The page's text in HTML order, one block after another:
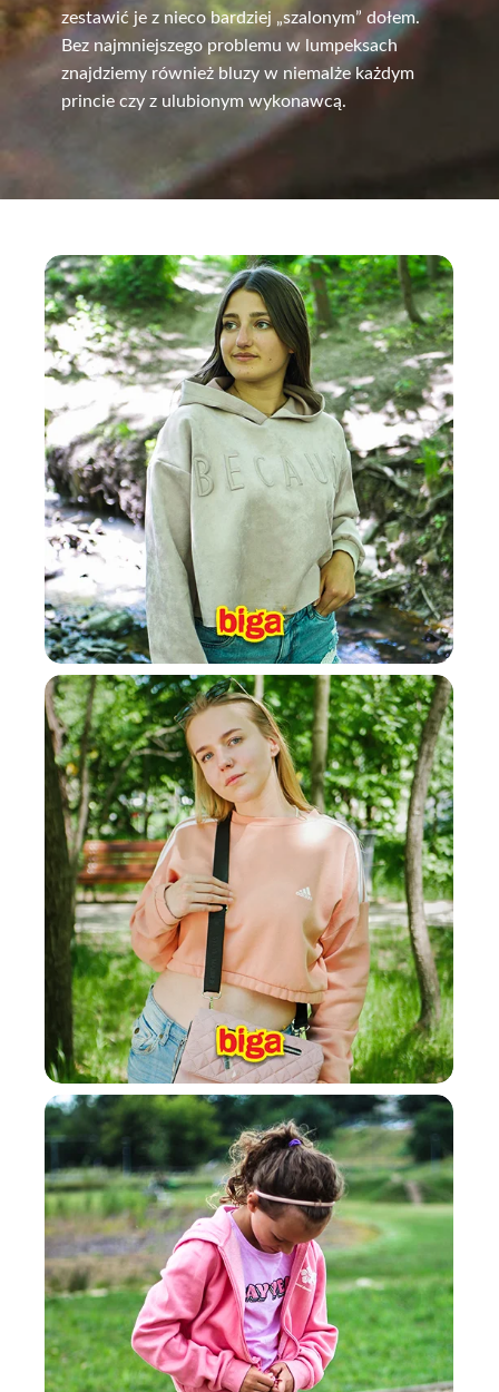
zestawić je z nieco bardziej „szalonym” dołem.
Bez najmniejszego problemu w lumpeksach
znajdziemy również bluzy w niemalże każdym
princie czy z ulubionym wykonawcą.